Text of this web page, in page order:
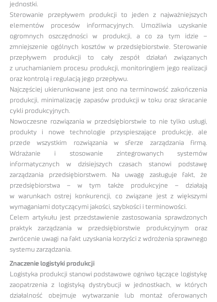
jednostki.
Sterowanie przepływem produkcji to jeden z najważniejszych
elementów procesów informacyjnych. Umożliwia uzyskanie
ogromnych oszczędności w produkcji, a co za tym idzie –
zmniejszenie ogólnych kosztów w przedsiębiorstwie. Sterowanie
przepływem produkcji to cały zespół działań związanych
z uruchamianiem procesu produkcji, monitoringiem jego realizacji
oraz kontrolą i regulacją jego przepływu.
Najczęściej ukierunkowane jest ono na terminowość zakończenia
produkcji, minimalizację zapasów produkcji w toku oraz skracanie
cykli produkcyjnych.
Nowoczesne rozwiązania w przedsiębiorstwie to nie tylko usługi,
produkty i nowe technologie przyspieszające produkcję, ale
przede wszystkim rozwiązania w sferze zarządzania firmą.
Wdrażanie i stosowanie zintegrowanych systemów
informatycznych w dzisiejszych czasach stanowi podstawę
zarządzania przedsiębiorstwem. Na uwagę zasługuje fakt, że
przedsiębiorstwa – w tym także produkcyjne – działają
w warunkach ostrej konkurencji, co związane jest z większymi
wymaganiami dotyczącymi jakości, szybkości i terminowości.
Celem artykułu jest przedstawienie zastosowania sprawdzonych
praktyk zarządzania w przedsiębiorstwie produkcyjnym oraz
zwrócenie uwagi na fakt uzyskania korzyści z wdrożenia sprawnego
systemu zarządzania.
Znaczenie logistyki produkcji
Logistyka produkcji stanowi podstawowe ogniwo łączące logistykę
zaopatrzenia z logistyką dystrybucji w jednostkach, w których
działalność obejmuje wytwarzanie lub montaż oferowanych